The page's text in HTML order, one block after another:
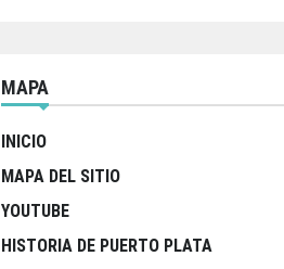
MAPA
INICIO
MAPA DEL SITIO
YOUTUBE
HISTORIA DE PUERTO PLATA